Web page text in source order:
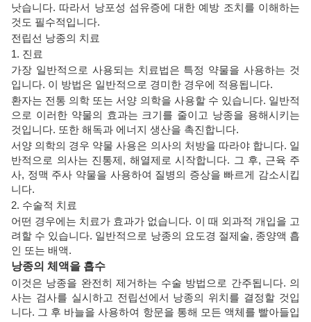
낫습니다. 따라서 낭포성 섬유증에 대한 예방 조치를 이해하는
것도 필수적입니다.
전립선 낭종의 치료
1. 진료
가장 일반적으로 사용되는 치료법은 특정 약물을 사용하는 것
입니다. 이 방법은 일반적으로 경미한 경우에 적용됩니다.
환자는 전통 의학 또는 서양 의학을 사용할 수 있습니다. 일반적
으로 이러한 약물의 효과는 크기를 줄이고 낭종을 용해시키는
것입니다. 또한 해독과 에너지 생산을 촉진합니다.
서양 의학의 경우 약물 사용은 의사의 처방을 따라야 합니다. 일
반적으로 의사는 진통제, 해열제로 시작합니다. 그 후, 근육 주
사, 정맥 주사 약물을 사용하여 질병의 증상을 빠르게 감소시킵
니다.
2. 수술적 치료
어떤 경우에는 치료가 효과가 없습니다. 이 때 외과적 개입을 고
려할 수 있습니다. 일반적으로 낭종의 요도경 절제술, 종양액 흡
인 또는 배액.
낭종의 체액을 흡수
이것은 낭종을 완전히 제거하는 수술 방법으로 간주됩니다. 의
사는 검사를 실시하고 전립선에서 낭종의 위치를 ​​결정할 것입
니다. 그 후 바늘을 사용하여 항문을 통해 모든 액체를 빨아들입